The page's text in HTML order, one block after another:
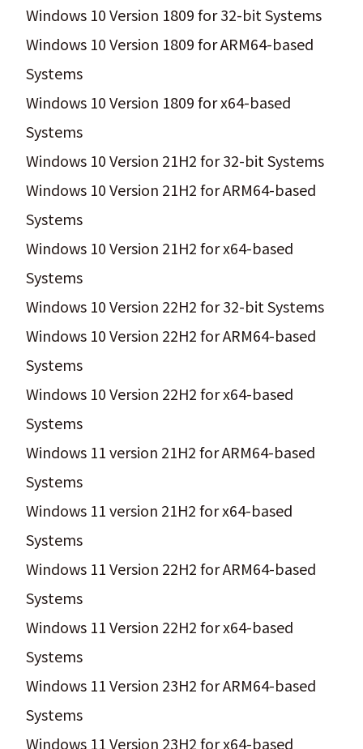
Windows 10 Version 1809 for 32-bit Systems
Windows 10 Version 1809 for ARM64-based
Systems
Windows 10 Version 1809 for x64-based
Systems
Windows 10 Version 21H2 for 32-bit Systems
Windows 10 Version 21H2 for ARM64-based
Systems
Windows 10 Version 21H2 for x64-based
Systems
Windows 10 Version 22H2 for 32-bit Systems
Windows 10 Version 22H2 for ARM64-based
Systems
Windows 10 Version 22H2 for x64-based
Systems
Windows 11 version 21H2 for ARM64-based
Systems
Windows 11 version 21H2 for x64-based
Systems
Windows 11 Version 22H2 for ARM64-based
Systems
Windows 11 Version 22H2 for x64-based
Systems
Windows 11 Version 23H2 for ARM64-based
Systems
Windows 11 Version 23H2 for x64-based